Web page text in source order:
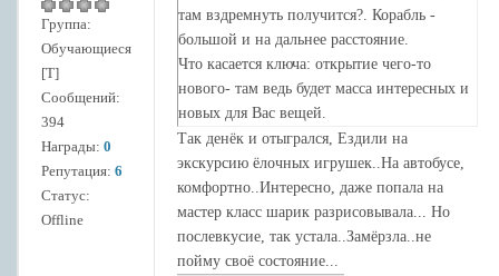
Группа:
Обучающиеся
[Т]
Сообщений:
394
Награды: 0
Репутация: 6
Статус:
Offline
там вздремнуть получится?. Корабль -
большой и на дальнее расстояние.
Что касается ключа: открытие чего-то
нового- там ведь будет масса интересных и
новых для Вас вещей.
Так что карты, скорее всего, показали саму
экскурсию. Ну и возможно некоторую
усталость от путешествия и желание
прилечь- все же гроб присутствует.
Так денёк и отыгрался, Ездили на
экскурсию ёлочных игрушек..На автобусе,
комфортно..Интересно, даже попала на
мастер класс шарик разрисовывала... Но
послевкусие, так устала..Замёрзла..не
пойму своё состояние...